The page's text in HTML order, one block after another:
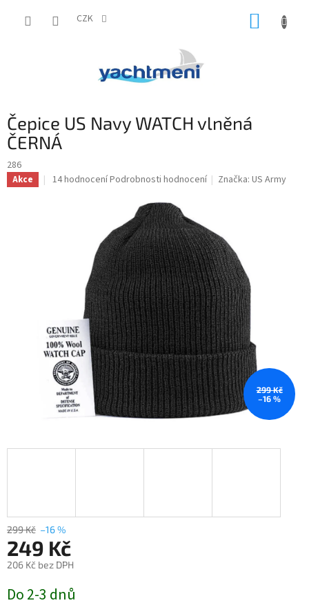
CZK
Čepice US Navy WATCH vlněná
ČERNÁ
286
Akce
Průměrné
hvězdiček.
14 hodnoceníPodrobnosti hodnocení Značka:US Army
299 Kč
–16 %
299 Kč –16 %
249 Kč
206 Kč bez DPH
cena:
Do 2-3 dnů